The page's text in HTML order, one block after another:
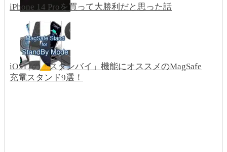
iPhone 14 Proを買って大勝利だと思った話
iOS17の「スタンバイ」機能にオススメのMagSafe
充電スタンド9選！